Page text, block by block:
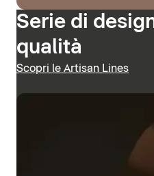
Serie di
qualità
Scopri le Artisan Lines